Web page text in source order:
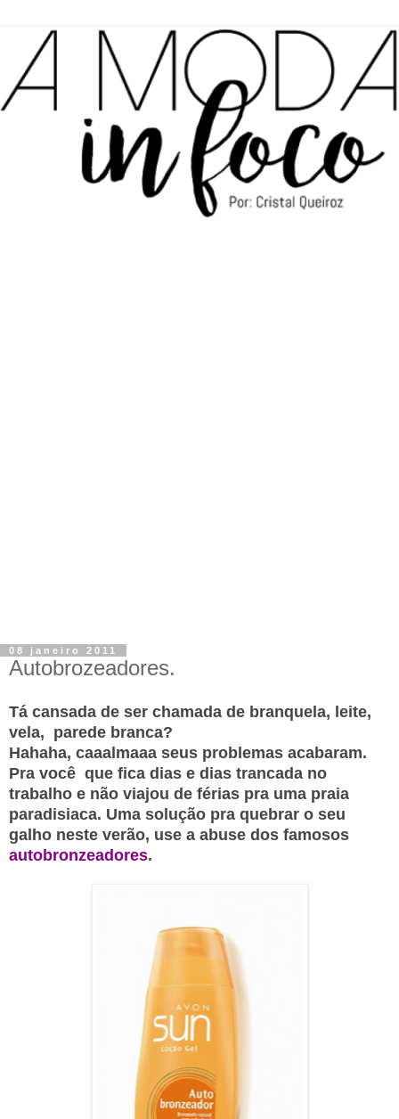
08 janeiro 2011
Autobrozeadores.
Tá cansada de ser chamada de branquela, leite,
vela, parede branca?
Hahaha, caaalmaaa seus problemas acabaram.
Pra você que fica dias e dias trancada no
trabalho e não viajou de férias pra uma praia
paradisiaca. Uma solução pra quebrar o seu
galho neste verão, use a abuse dos famosos
autobronzeadores.